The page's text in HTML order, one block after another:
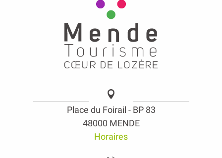
Place du Foirail - BP 83
48000 MENDE
Horaires